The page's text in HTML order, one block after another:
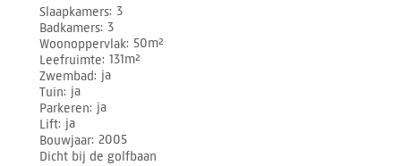
Slaapkamers 3
Badkamers 3
Woonoppervlak 50m²
Leefruimte 131m²
Zwembad ja
Tuin ja
Parkeren ja
Lift ja
Bouwjaar 2005
Dicht bij de golfbaan